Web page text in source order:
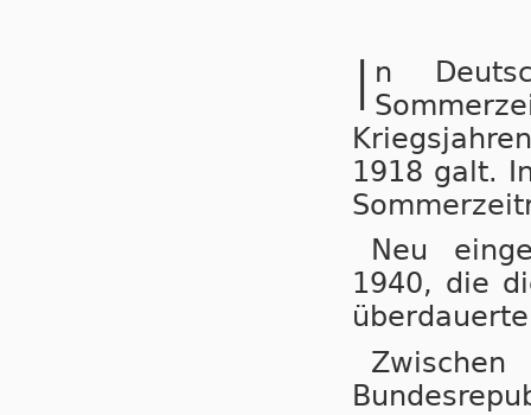
I n
1918 galt.
Neu
1940, die